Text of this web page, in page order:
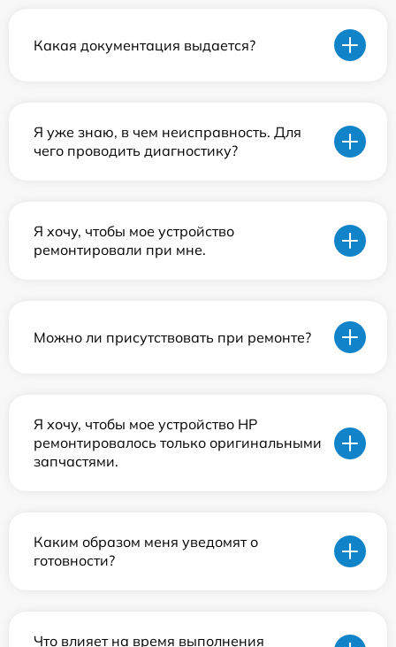
Какая документация выдается?
Я уже знаю, в чем неисправность. Для
чего проводить диагностику?
Я хочу, чтобы мое устройство
ремонтировали при мне.
Можно ли присутствовать при ремонте?
Я хочу, чтобы мое устройство HP
ремонтировалось только оригинальными
запчастями.
Каким образом меня уведомят о
готовности?
Что влияет на время выполнения